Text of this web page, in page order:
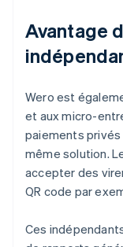
Avantage
Wero est
et aux micro-
paiements privés
même solution.
accepter des
QR code par
Ces